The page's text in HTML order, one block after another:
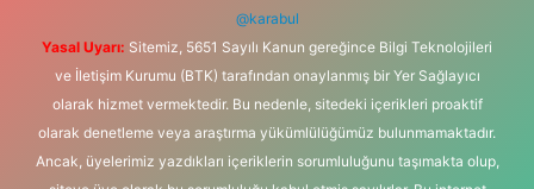
@karabul
Yasal Uyarı: Sitemiz, 5651 Sayılı Kanun gereğince Bilgi Teknolojileri
ve İletişim Kurumu (BTK) tarafından onaylanmış bir Yer Sağlayıcı
olarak hizmet vermektedir. Bu nedenle, sitedeki içerikleri proaktif
olarak denetleme veya araştırma yükümlülüğümüz bulunmamaktadır.
Ancak, üyelerimiz yazdıkları içeriklerin sorumluluğunu taşımakta olup,